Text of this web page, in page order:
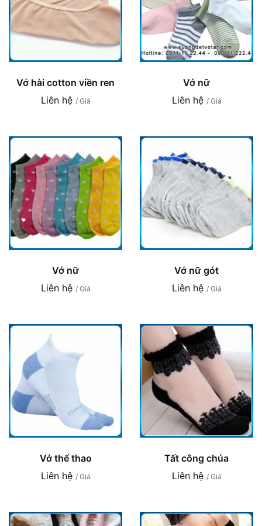
Vớ hài cotton viền ren
Liên hệ / Giá
Vớ nữ
Liên hệ / Giá
Vớ nữ
Liên hệ / Giá
Vớ nữ gót
Liên hệ / Giá
Vớ thể thao
Liên hệ / Giá
Tất công chúa
Liên hệ / Giá